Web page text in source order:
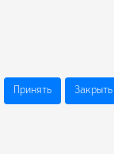
Принять Закрыть